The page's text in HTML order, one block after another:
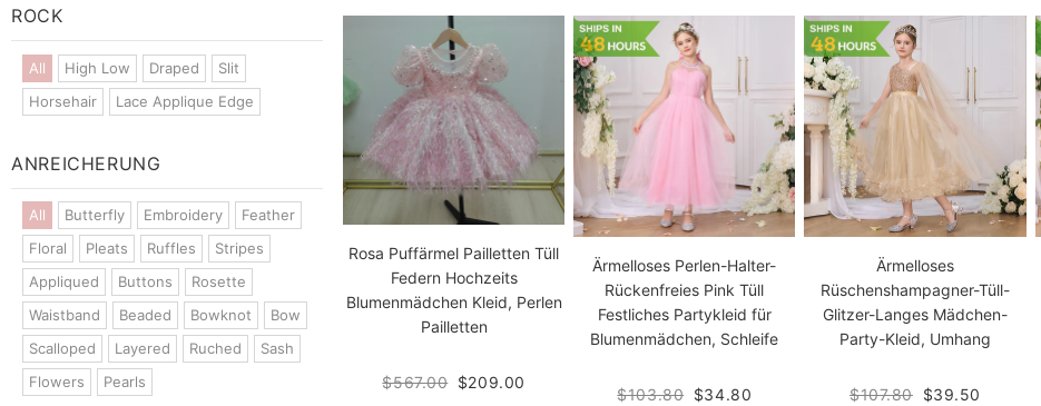
ROCK
All High Low Draped
Slit
Horsehair
Lace Applique Edge
ANREICHERUNG
All Butterfly Embroidery
Feather
Floral
Pleats Ruffles
Stripes
Appliqued
Buttons
Rosette
Waistband
Beaded Bowknot
Bow
Scalloped
Layered Ruched
Sash
Flowers
Pearls
Rosa Puffärmel Pailletten Tüll
Federn Hochzeits
Blumenmädchen Kleid, Perlen
Pailletten
$567.00 $209.00
Ärmelloses Perlen-Halter-
Rückenfreies Pink Tüll
Festliches Partykleid für
Blumenmädchen, Schleife
$103.80 $34.80
Ärmelloses
Rüschenshampagner-Tüll-
Glitzer-Langes Mädchen-
Party-Kleid, Umhang
$107.80 $39.50